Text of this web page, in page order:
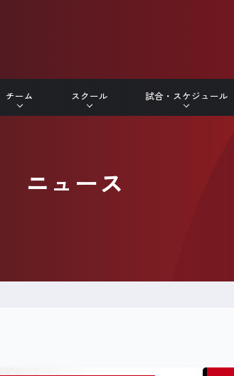
チーム スクール 試合・スケジュール
ニュース